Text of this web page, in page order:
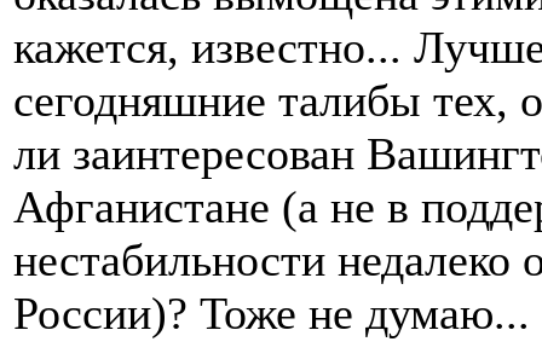
кажется, известно...
сегодняшние талибы тех,
ли заинтересован
Афганистане (а не в
нестабильности
России)? Тоже не думаю...